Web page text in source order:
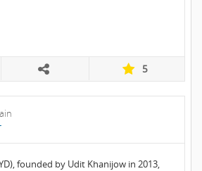
5
founded by Udit Khanijow in 2013,